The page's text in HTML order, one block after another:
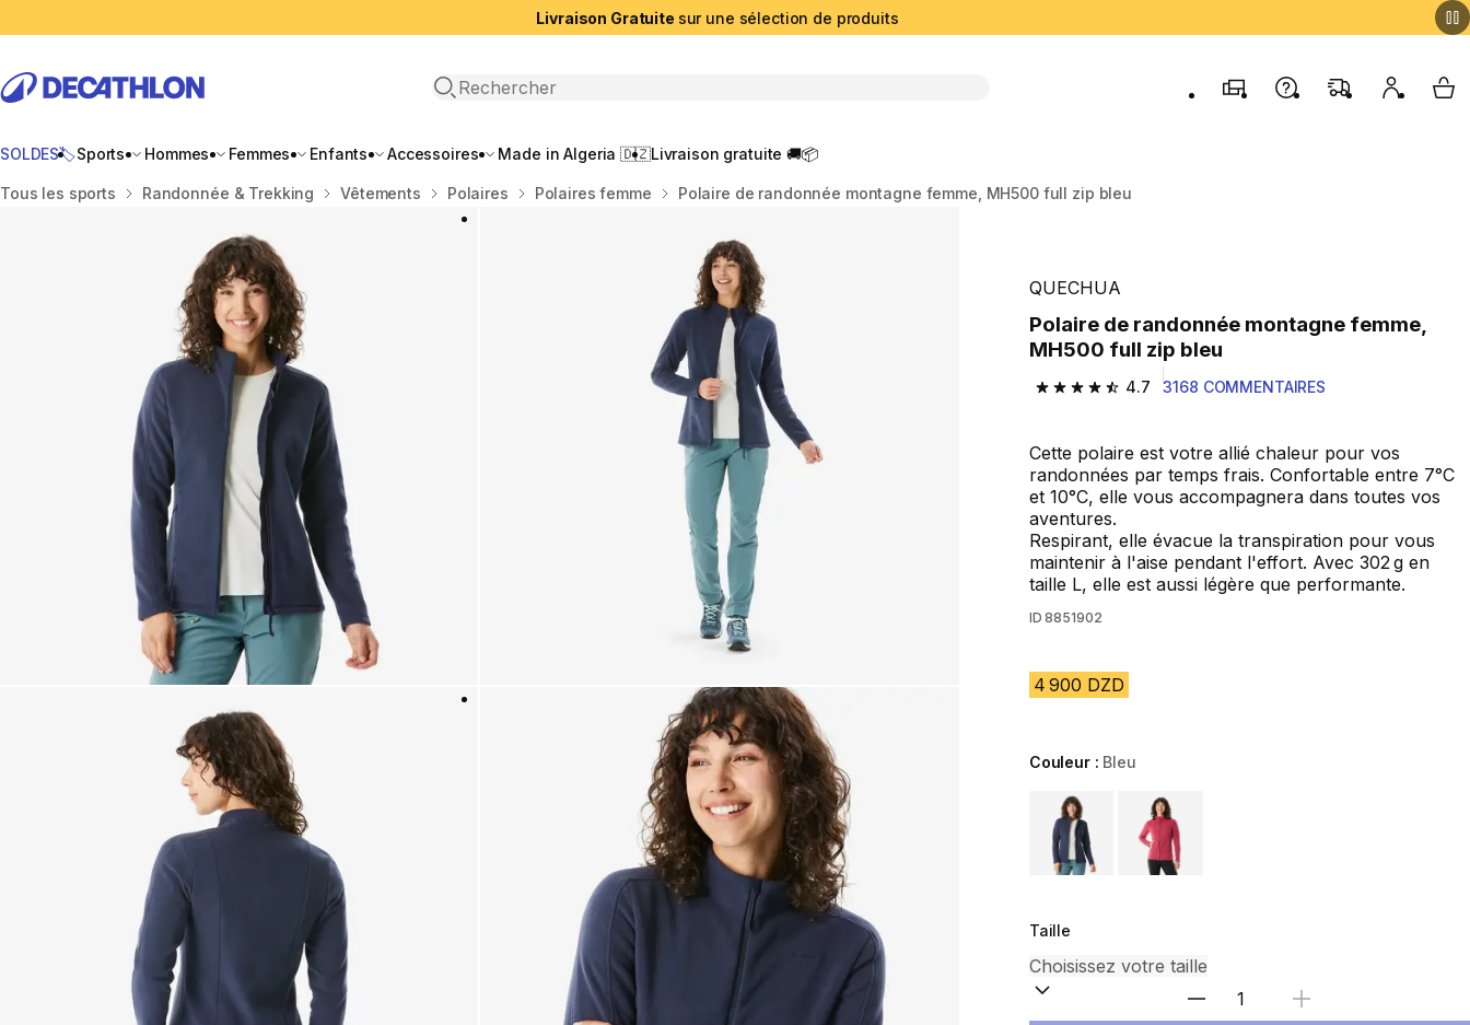
Livraison Gratuite sur une sélection de produits
Recherche ouverte
MagasinsContactez-nous
FAQ Mon My
SOLDES🏷️Sports Hommes Femmes Enfants Accessoires Made in Algeria 🇩🇿Livraison gratuite 🚚📦
Accueil
Tous les sports Randonnée & Trekking Vêtements Polaires Polaires femme Polaire de randonnée montagne femme, MH500 full zip bleu
QUECHUA
Polaire de randonnée montagne femme,
MH500 full zip bleu
4.7
4.7 out of 5 stars from 3168 reviews
3168 COMMENTAIRES
Cette polaire est votre allié chaleur pour vos
randonnées par temps frais. Confortable entre 7°C
et 10°C, elle vous accompagnera dans toutes vos
aventures.
Respirant, elle évacue la transpiration pour vous
maintenir à l'aise pendant l'effort. Avec 302 g en
taille L, elle est aussi légère que performante.
ID 8851902
4 900 DZD
Couleur : Bleu
Choose a variant
Taille
Sélectionnez la quantité